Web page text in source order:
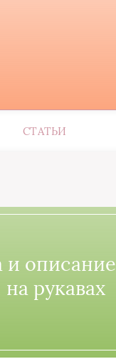
СТАТЬИ
и описание
рукавах